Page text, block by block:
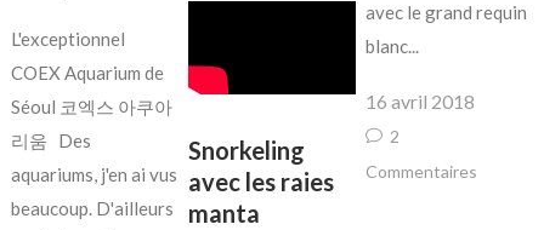
avec le grand requin
blanc...
16 avril 2018
2
Commentaires
L'exceptionnel
COEX Aquarium de
Séoul 코엑스 아쿠아
리움 Des
aquariums, j'en ai vus
beaucoup. D'ailleurs
Snorkeling
avec les raies
manta